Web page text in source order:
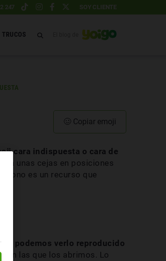
247 SOY CLIENTE
TRUCOS
🥴 Copiar emoji
cara indispuesta o cara de
unas cejas en posiciones
es un recurso que
podemos verlo reproducido
las que los abrimos. Lo